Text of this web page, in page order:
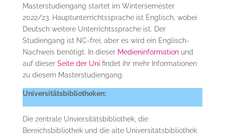
Masterstudiengang startet im Wintersemester
2022/23. Hauptunterrichtssprache ist Englisch, wobei
Deutsch weitere Unterrichtssprache ist. Der
Studiengang ist NC-frei, aber es wird ein Englisch-
Nachweis benötigt. In dieser Medieninformationund
auf dieser Seite der Uni findet ihr mehr Informationen
zu diesem Masterstudiengang.
Universitätsbibliotheken:
Die zentrale Unviersitätsbibliothek, die
Bereichsbibliothek und die alte Universitätsbibliothek